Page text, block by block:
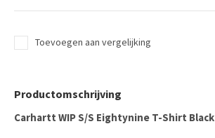
Toevoegen aan vergelijking
Productomschrijving
Carhartt WIP S/S Eightynine T-Shirt Black